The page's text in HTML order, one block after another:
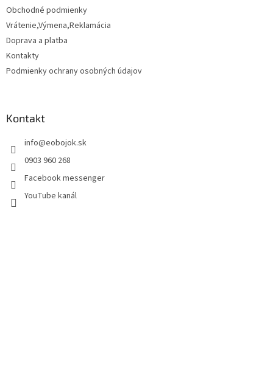
Obchodné podmienky
Vrátenie,Výmena,Reklamácia
Doprava a platba
Kontakty
Podmienky ochrany osobných údajov
Kontakt
info@eobojok.sk
0903 960 268
Facebook messenger
YouTube kanál